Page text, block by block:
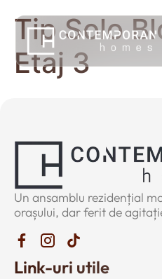
Tip Solo
Etaj 3
Un ansamblu rezidențial
orașului, dar ferit de
Link-uri utile